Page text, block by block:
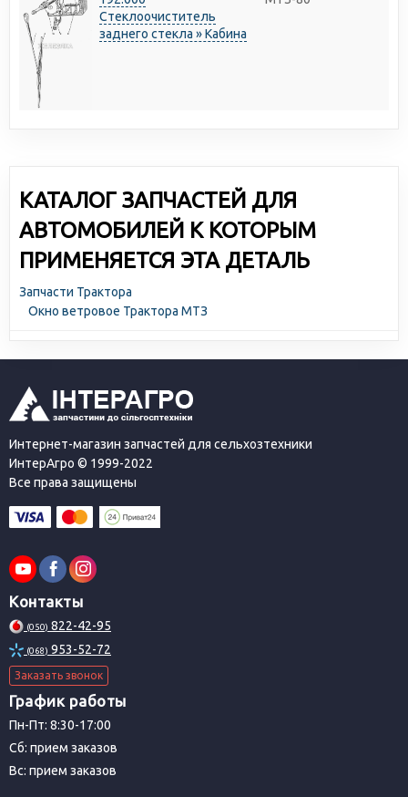
Стеклоочиститель
заднего стекла » Кабина
КАТАЛОГ ЗАПЧАСТЕЙ ДЛЯ
АВТОМОБИЛЕЙ К КОТОРЫМ
ПРИМЕНЯЕТСЯ ЭТА ДЕТАЛЬ
Запчасти Трактора
Окно ветровое Трактора МТЗ
Интернет-магазин запчастей для сельхозтехники
ИнтерАгро © 1999-2022
Все права защищены
Контакты
(050) 822-42-95
(068) 953-52-72
Заказать звонок
График работы
Пн-Пт: 8:30-17:00
Сб: прием заказов
Вс: прием заказов